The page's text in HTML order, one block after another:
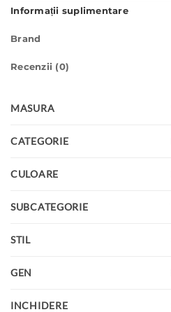
Informații suplimentare
Brand
Recenzii (0)
MASURA
CATEGORIE
CULOARE
SUBCATEGORIE
STIL
GEN
INCHIDERE